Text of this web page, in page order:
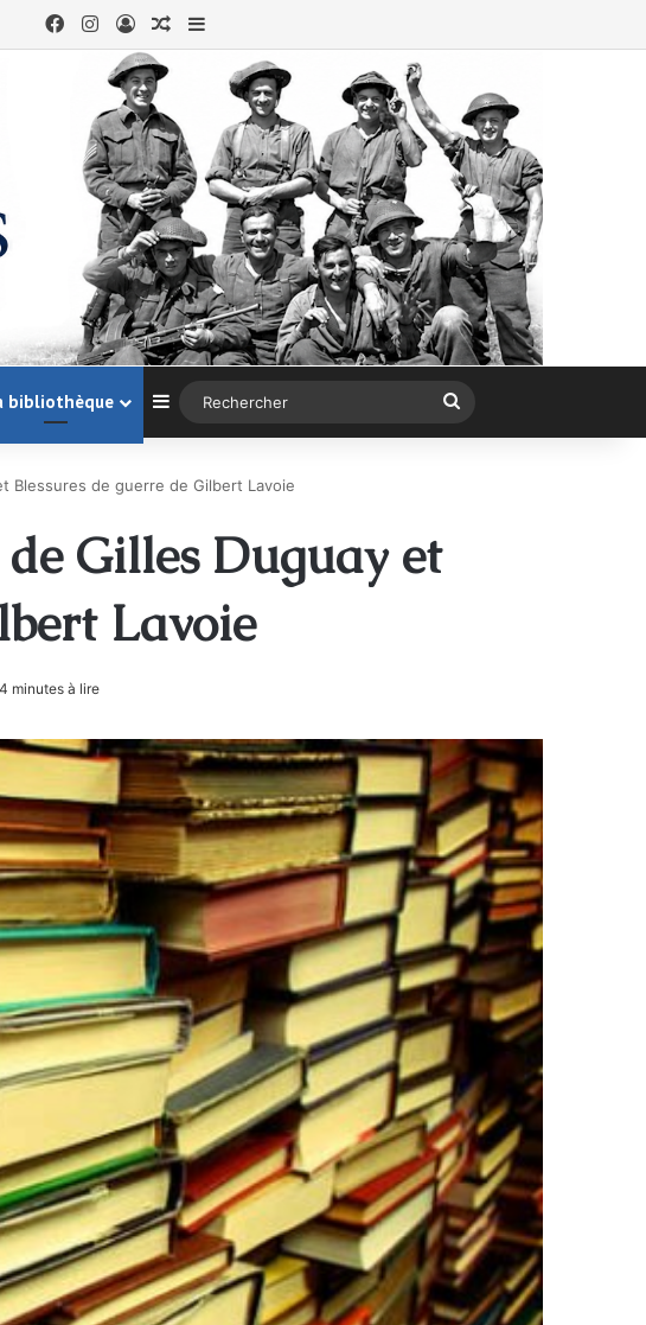
Facebook
InstagramConnexion
Article au hasard
Sidebar (barre latérale)
bibliothèque Sidebar (barre latérale)
Blessures de guerre de Gilbert Lavoie
Gilles Duguay et
Lavoie
4 minutes à lire